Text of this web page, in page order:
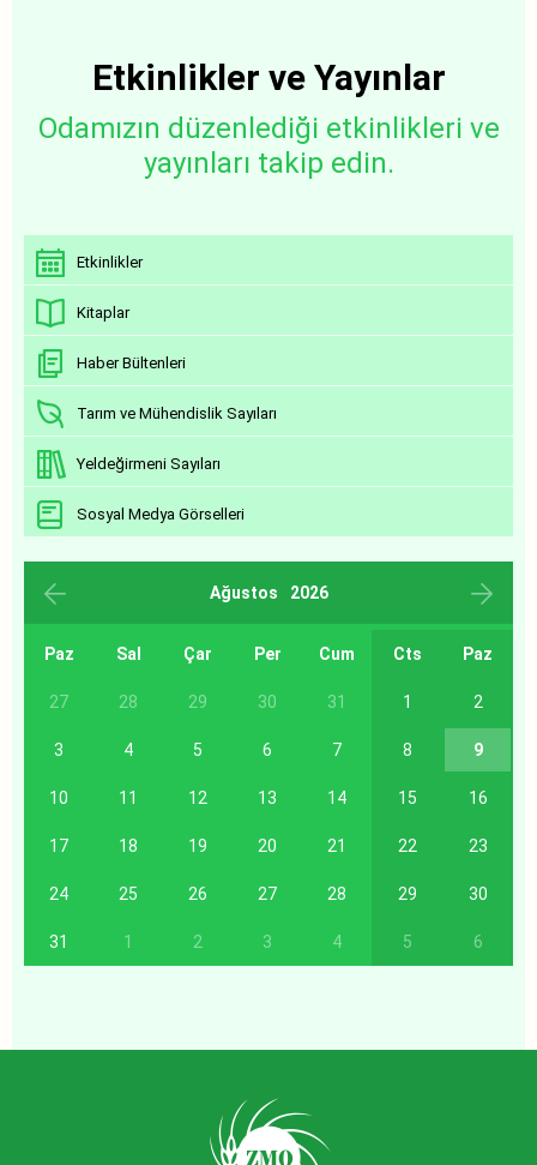
Etkinlikler ve Yayınlar
Odamızın düzenlediği etkinlikleri ve
yayınları takip edin.
Etkinlikler
Kitaplar
Haber Bültenleri
Tarım ve Mühendislik Sayıları
Yeldeğirmeni Sayıları
Sosyal Medya Görselleri
Ağustos 2026
Paz Sal Çar Per Cum Cts Paz
27 28 29 30 31 1 2
3 4 5 6 7 8 9
10 11 12 13 14 15 16
17 18 19 20 21 22 23
24 25 26 27 28 29 30
31 1 2 3 4 5 6